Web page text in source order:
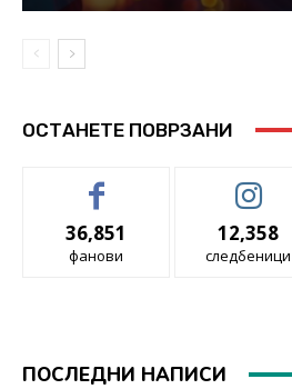
ОСТАНЕТЕ ПОВРЗАНИ
36,851
фанови
12,358
следбеници
ПОСЛЕДНИ НАПИСИ